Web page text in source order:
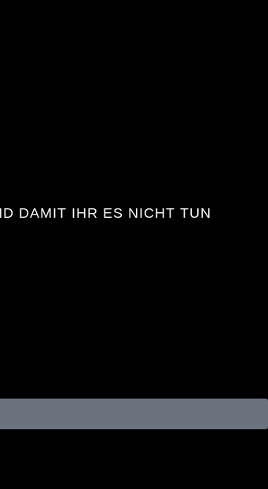
DAMIT IHR ES NICHT TUN